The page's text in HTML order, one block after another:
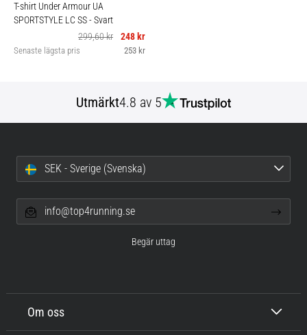
T-shirt Under Armour UA
SPORTSTYLE LC SS- Svart
299,60 kr
248 kr
Senaste lägsta pris 253 kr
Utmärkt4.8 av 5
Om oss
SEK - Sverige (Svenska)
info@top4running.se
Begär uttag